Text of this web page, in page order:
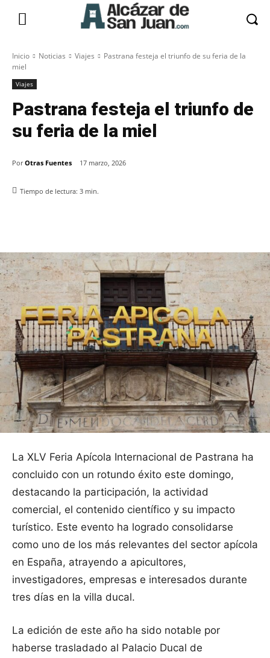
Inicio Noticias Viajes
Pastrana festeja el triunfo de su feria de la
miel
Viajes
Pastrana festeja el triunfo de
su feria de la miel
Por Otras Fuentes 17 marzo, 2026
Tiempo de lectura: 3 min.
La XLV Feria Apícola Internacional de Pastrana ha
concluido con un rotundo éxito este domingo,
destacando la participación, la actividad
comercial, el contenido científico y su impacto
turístico. Este evento ha logrado consolidarse
como uno de los más relevantes del sector apícola
en España, atrayendo a apicultores,
investigadores, empresas e interesados durante
tres días en la villa ducal.
La edición de este año ha sido notable por
haberse trasladado al Palacio Ducal de